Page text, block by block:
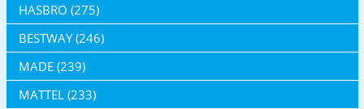
HASBRO (275)
BESTWAY (246)
MADE (239)
MATTEL (233)